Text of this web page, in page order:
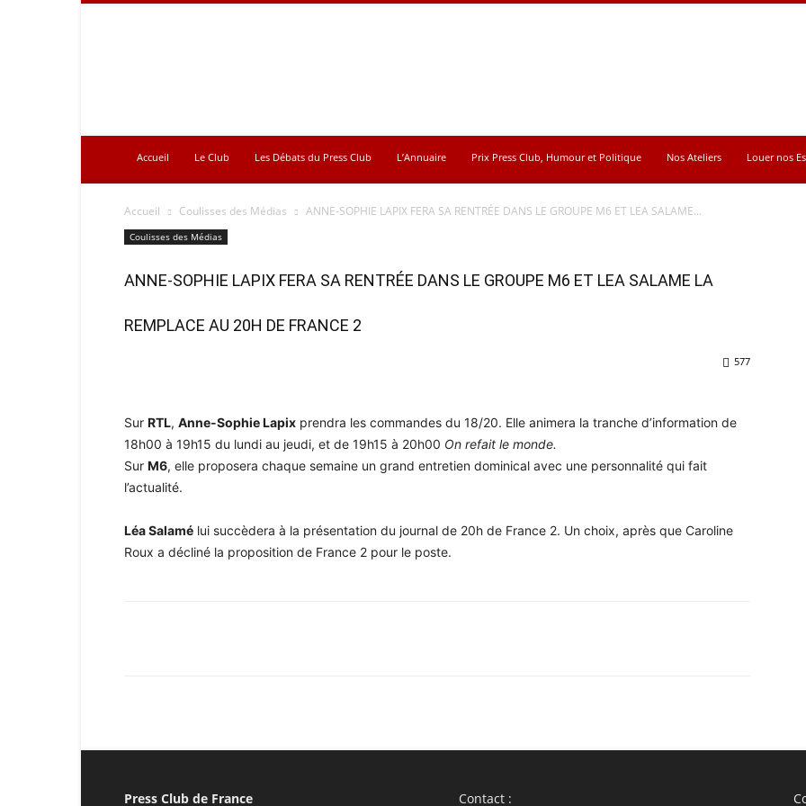
Accueil Le Club Les Débats du Press Club L’Annuaire Prix Press Club, Humour et Politique Nos Ateliers Louer nos
Accueil Coulisses des Médias ANNE-SOPHIE LAPIX FERA SA RENTRÉE DANS LE GROUPE M6 ET LEA SALAME...
Coulisses des Médias
ANNE-SOPHIE LAPIX FERA SA RENTRÉE DANS LE GROUPE M6 ET LEA SALAME LA
REMPLACE AU 20H DE FRANCE 2
577
Sur RTL, Anne-Sophie Lapix prendra les commandes du 18/20. Elle animera la tranche d’information de
18h00 à 19h15 du lundi au jeudi, et de 19h15 à 20h00 On refait le monde.
Sur M6, elle proposera chaque semaine un grand entretien dominical avec une personnalité qui fait
l’actualité.
Léa Salamé lui succèdera à la présentation du journal de 20h de France 2. Un choix, après que Caroline
Roux a décliné la proposition de France 2 pour le poste.
Press Club de France Contact :